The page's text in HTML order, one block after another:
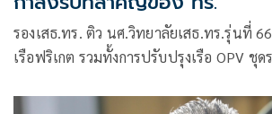
รองเสธ.ทร. ติว นศ.วิทยาลัยเสธ.ทร.รุ่นที่
เรือฟริเกต รวมทั้งการปรับปรุงเรือ OPV ชุ